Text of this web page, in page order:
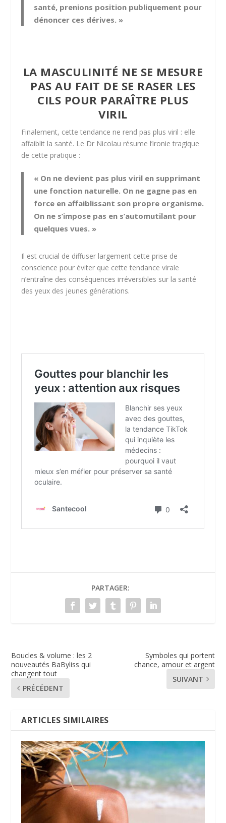
santé, prenions position publiquement pour
dénoncer ces dérives. »
LA MASCULINITÉ NE SE MESURE
PAS AU FAIT DE SE RASER LES
CILS POUR PARAÎTRE PLUS
VIRIL
Finalement, cette tendance ne rend pas plus viril : elle
affaiblit la santé. Le Dr Nicolau résume l’ironie tragique
de cette pratique :
« On ne devient pas plus viril en supprimant
une fonction naturelle. On ne gagne pas en
force en affaiblissant son propre organisme.
On ne s’impose pas en s’automutilant pour
quelques vues. »
Il est crucial de diffuser largement cette prise de
conscience pour éviter que cette tendance virale
n’entraîne des conséquences irréversibles sur la santé
des yeux des jeunes générations.
PARTAGER:
Boucles & volume : les 2
nouveautés BaByliss qui
changent tout
PRÉCÉDENT
Symboles qui portent
chance, amour et argent
SUIVANT
ARTICLES SIMILAIRES